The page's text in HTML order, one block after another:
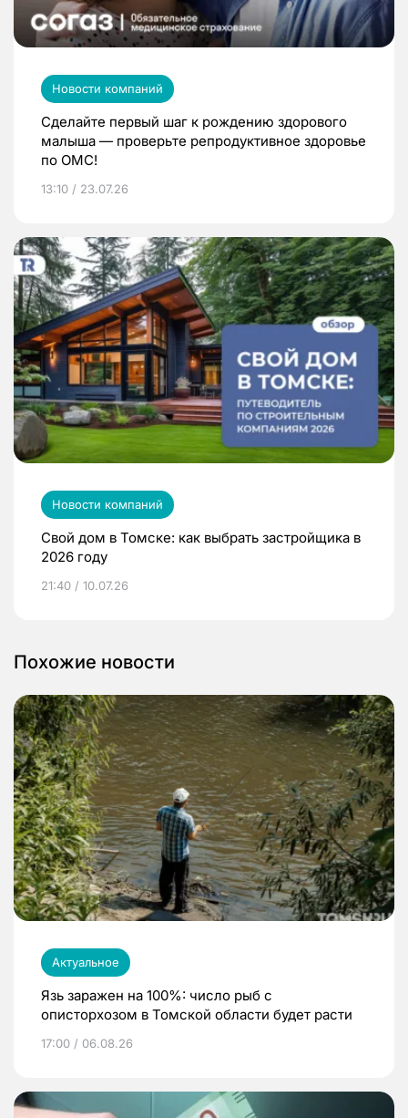
Новости компаний
Сделайте первый шаг к рождению здорового
малыша — проверьте репродуктивное здоровье
по ОМС!
13:10 / 23.07.26
Новости компаний
Свой дом в Томске: как выбрать застройщика в
2026 году
21:40 / 10.07.26
Похожие новости
Актуальное
Язь заражен на 100%: число рыб с
описторхозом в Томской области будет расти
17:00 / 06.08.26